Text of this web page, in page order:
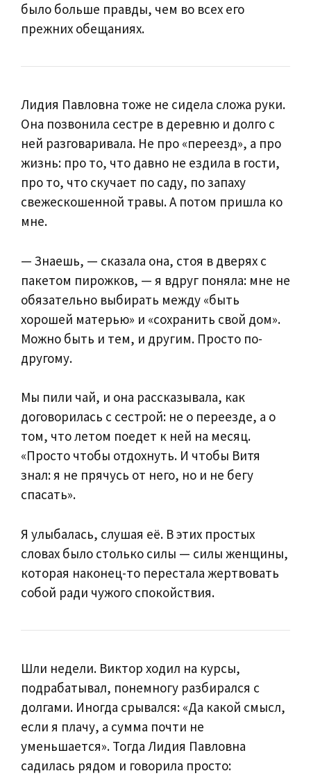
было больше правды, чем во всех его
прежних обещаниях.
Лидия Павловна тоже не сидела сложа руки.
Она позвонила сестре в деревню и долго с
ней разговаривала. Не про «переезд», а про
жизнь: про то, что давно не ездила в гости,
про то, что скучает по саду, по запаху
свежескошенной травы. А потом пришла ко
мне.
— Знаешь, — сказала она, стоя в дверях с
пакетом пирожков, — я вдруг поняла: мне не
обязательно выбирать между «быть
хорошей матерью» и «сохранить свой дом».
Можно быть и тем, и другим. Просто по-
другому.
Мы пили чай, и она рассказывала, как
договорилась с сестрой: не о переезде, а о
том, что летом поедет к ней на месяц.
«Просто чтобы отдохнуть. И чтобы Витя
знал: я не прячусь от него, но и не бегу
спасать».
Я улыбалась, слушая её. В этих простых
словах было столько силы — силы женщины,
которая наконец-то перестала жертвовать
собой ради чужого спокойствия.
Шли недели. Виктор ходил на курсы,
подрабатывал, понемногу разбирался с
долгами. Иногда срывался: «Да какой смысл,
если я плачу, а сумма почти не
уменьшается». Тогда Лидия Павловна
садилась рядом и говорила просто: